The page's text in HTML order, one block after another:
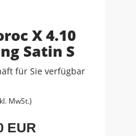
X 4.10
Satin S
für Sie verfügbar
MwSt.)
EUR